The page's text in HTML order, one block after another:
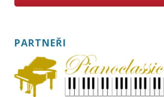
PARTNEŘI